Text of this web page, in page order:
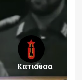
Κατιούσα